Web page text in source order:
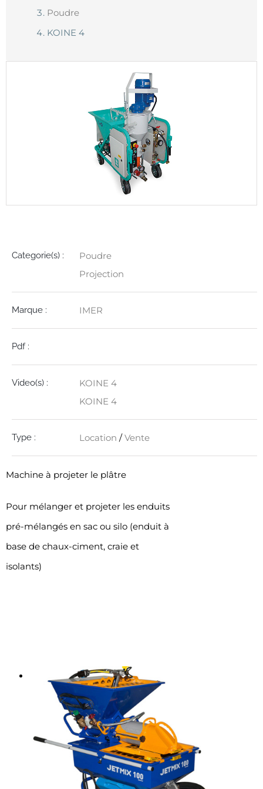
Poudre
KOINE 4
Categorie(s) :
Poudre
Projection
Marque : IMER
Pdf :
Video(s) :
KOINE 4
KOINE 4
Type : Location /Vente
Machine à projeter le plâtre
Pour mélanger et projeter les enduits
pré-mélangés en sac ou silo (enduit à
base de chaux-ciment, craie et
isolants)